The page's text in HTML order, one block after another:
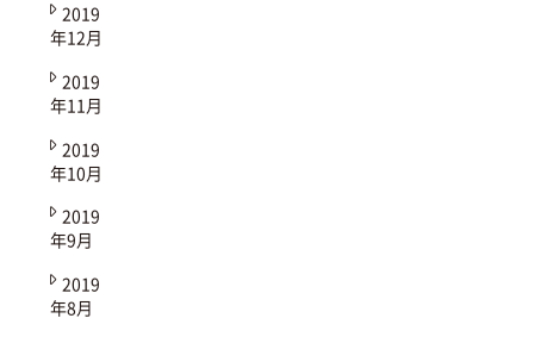
2019
年12月
2019
年11月
2019
年10月
2019
年9月
2019
年8月